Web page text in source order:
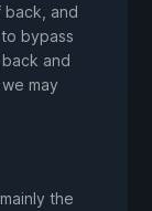
and
bypass
and
may
the